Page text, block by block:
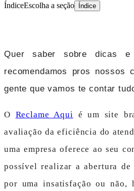
ÍndiceEscolha a seção Índice
Quer saber sobre dicas e
recomendamos pros nossos
gente que vamos te contar
O Reclame Aqui é um site
avaliação da eficiência do
uma empresa oferece ao seu
possível realizar a abertura de
por uma insatisfação ou não,